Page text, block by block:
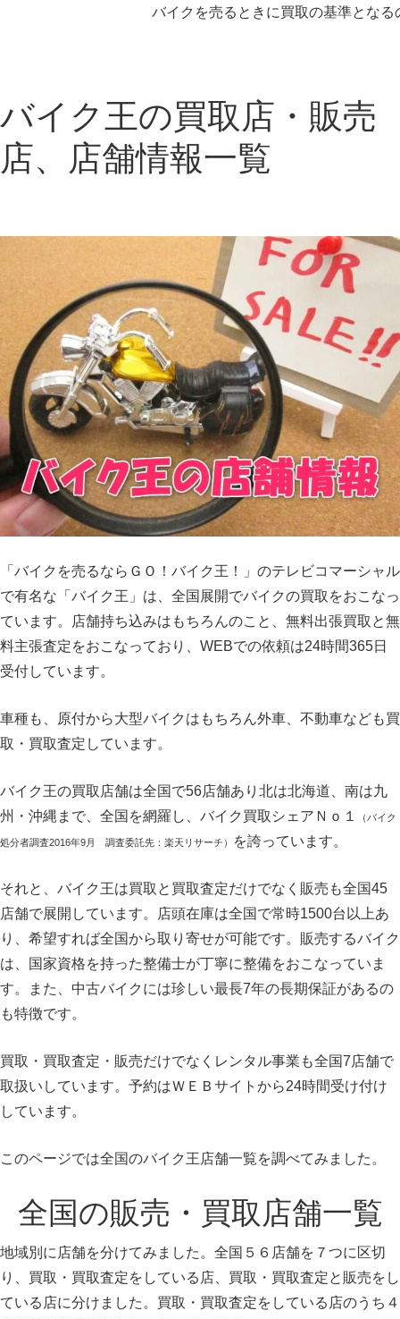
バイクを売るときに買取の基準となる
バイク王の買取店・販売
店、店舗情報一覧
「バイクを売るならＧＯ！バイク王！」のテレビコマーシャル
で有名な「バイク王」は、全国展開でバイクの買取をおこなっ
ています。店舗持ち込みはもちろんのこと、無料出張買取と無
料主張査定をおこなっており、WEBでの依頼は24時間365日
受付しています。
車種も、原付から大型バイクはもちろん外車、不動車なども買
取・買取査定しています。
バイク王の買取店舗は全国で56店舗あり北は北海道、南は九
州・沖縄まで、全国を網羅し、バイク買取シェアＮｏ１
（バイク
処分者調査2016年9月 調査委託先：楽天リサーチ） を誇っています。
それと、バイク王は買取と買取査定だけでなく販売も全国45
店舗で展開しています。店頭在庫は全国で常時1500台以上あ
り、希望すれば全国から取り寄せが可能です。販売するバイク
は、国家資格を持った整備士が丁寧に整備をおこなっていま
す。また、中古バイクには珍しい最長7年の長期保証があるの
も特徴です。
買取・買取査定・販売だけでなくレンタル事業も全国7店舗で
取扱いしています。予約はＷＥＢサイトから24時間受け付け
しています。
このページでは全国のバイク王店舗一覧を調べてみました。
全国の販売・買取店舗一覧
地域別に店舗を分けてみました。全国５６店舗を７つに区切
り、買取・買取査定をしている店、買取・買取査定と販売をし
ている店に分けました。買取・買取査定をしている店のうち４